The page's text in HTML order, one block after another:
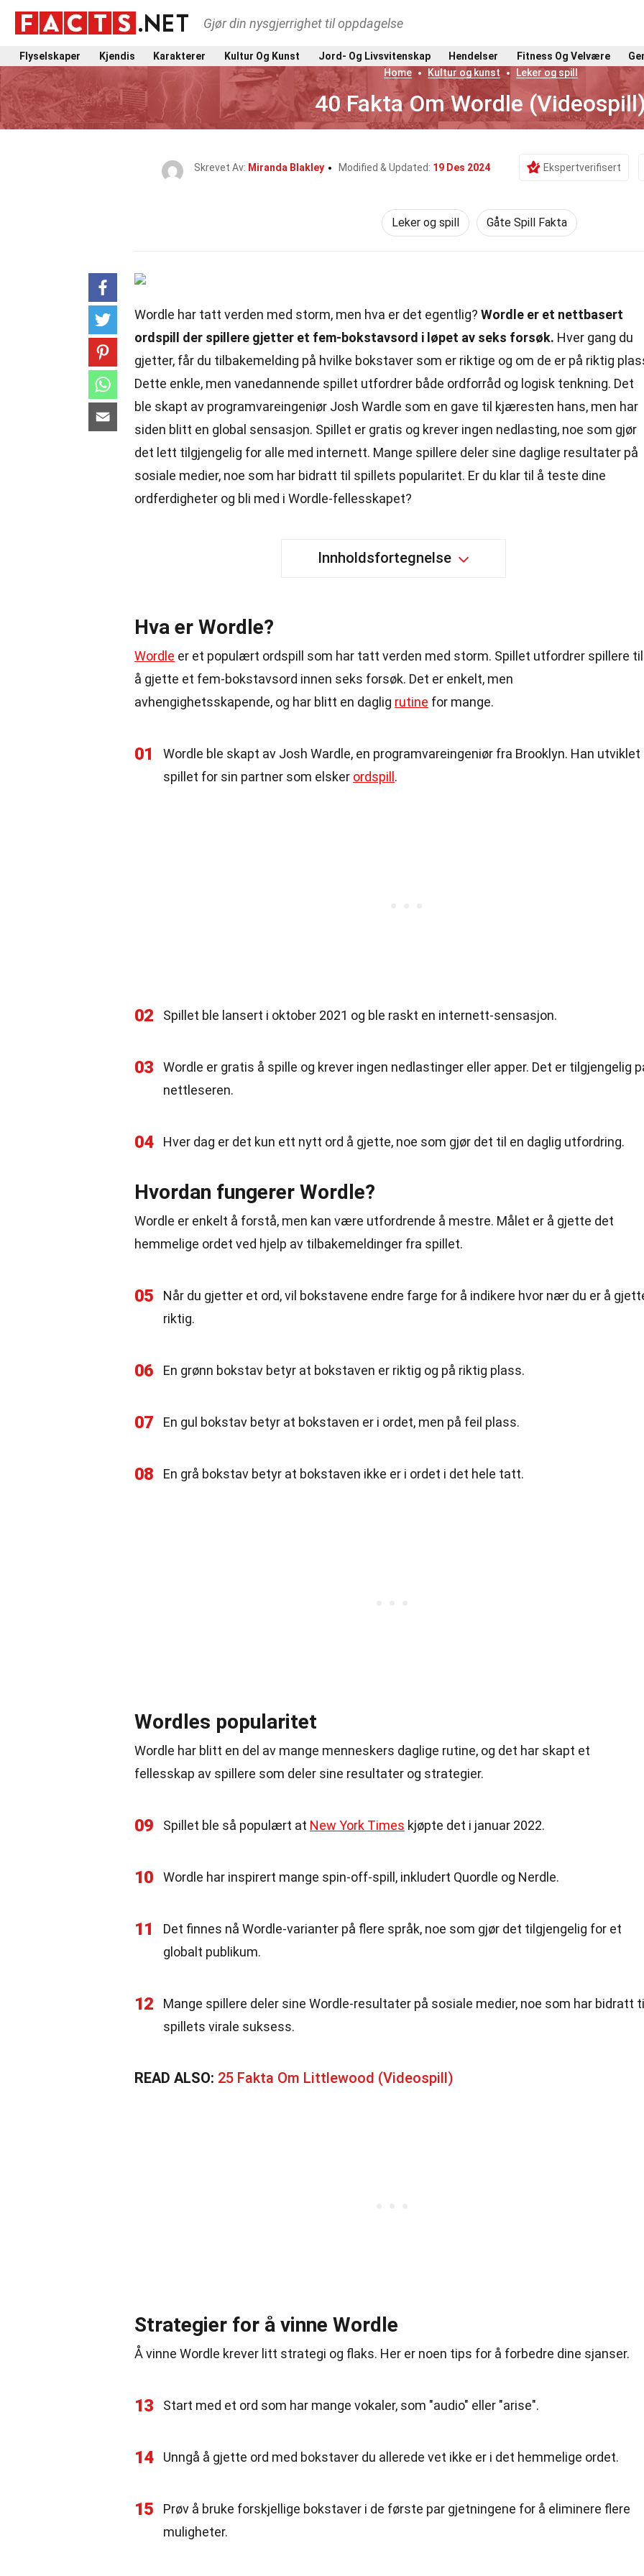
Gjør din nysgjerrighet til oppdagelse
Flyselskaper Kjendis Karakterer Kultur Og Kunst Jord- Og Livsvitenskap Hendelser Fitness Og Velvære
Home
Kultur og kunst Leker og spill
40 Fakta Om Wordle
Skrevet Av: Miranda Blakley Modified & Updated: 19 Des 2024 Ekspertverifisert
Leker og spill Gåte Spill Fakta
Wordle har tatt verden med storm, men hva er det egentlig? Wordle er et nettbasert
ordspill der spillere gjetter et fem-bokstavsord i løpet av seks forsøk. Hver gang du
gjetter, får du tilbakemelding på hvilke bokstaver som er riktige og om de er på riktig
Dette enkle, men vanedannende spillet utfordrer både ordforråd og logisk tenkning. Det
ble skapt av programvareingeniør Josh Wardle som en gave til kjæresten hans, men har
siden blitt en global sensasjon. Spillet er gratis og krever ingen nedlasting, noe som gjør
det lett tilgjengelig for alle med internett. Mange spillere deler sine daglige resultater på
sosiale medier, noe som har bidratt til spillets popularitet. Er du klar til å teste dine
ordferdigheter og bli med i Wordle-fellesskapet?
Innholdsfortegnelse
Hva er Wordle?
Wordle er et populært ordspill som har tatt verden med storm. Spillet utfordrer spillere til
å gjette et fem-bokstavsord innen seks forsøk. Det er enkelt, men
avhengighetsskapende, og har blitt en daglig rutine for mange.
01
Wordle ble skapt av Josh Wardle, en programvareingeniør fra Brooklyn. Han utviklet
spillet for sin partner som elsker ordspill .
02 Spillet ble lansert i oktober 2021 og ble raskt en internett-sensasjon.
03
Wordle er gratis å spille og krever ingen nedlastinger eller apper. Det er tilgjengelig
nettleseren.
04 Hver dag er det kun ett nytt ord å gjette, noe som gjør det til en daglig utfordring.
Hvordan fungerer Wordle?
Wordle er enkelt å forstå, men kan være utfordrende å mestre. Målet er å gjette det
hemmelige ordet ved hjelp av tilbakemeldinger fra spillet.
05
Når du gjetter et ord, vil bokstavene endre farge for å indikere hvor nær du er å
riktig.
06 En grønn bokstav betyr at bokstaven er riktig og på riktig plass.
07 En gul bokstav betyr at bokstaven er i ordet, men på feil plass.
08 En grå bokstav betyr at bokstaven ikke er i ordet i det hele tatt.
Wordles popularitet
Wordle har blitt en del av mange menneskers daglige rutine, og det har skapt et
fellesskap av spillere som deler sine resultater og strategier.
09 Spillet ble så populært at New York Times kjøpte det i januar 2022.
10 Wordle har inspirert mange spin-off-spill, inkludert Quordle og Nerdle.
11
Det finnes nå Wordle-varianter på flere språk, noe som gjør det tilgjengelig for et
globalt publikum.
12
Mange spillere deler sine Wordle-resultater på sosiale medier, noe som har bidratt
spillets virale suksess.
READ ALSO: 25 Fakta Om Littlewood (Videospill)
Strategier for å vinne Wordle
Å vinne Wordle krever litt strategi og flaks. Her er noen tips for å forbedre dine sjanser.
13 Start med et ord som har mange vokaler, som "audio" eller "arise".
14 Unngå å gjette ord med bokstaver du allerede vet ikke er i det hemmelige ordet.
15
Prøv å bruke forskjellige bokstaver i de første par gjetningene for å eliminere flere
muligheter.